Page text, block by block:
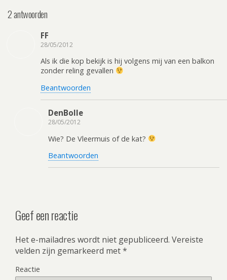
2 antwoorden
FF
28/05/2012
Als ik die kop bekijk is hij volgens mij van een balkon
zonder reling gevallen
Beantwoorden
DenBolle
28/05/2012
Wie? De Vleermuis of de kat?
Beantwoorden
Geef een reactie
Het e-mailadres wordt niet gepubliceerd. Vereiste
velden zijn gemarkeerd met*
Reactie